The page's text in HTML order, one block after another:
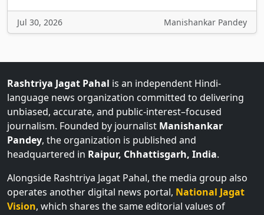
Jul 30, 2026 Manishankar Pandey
language news organization committed to delivering
unbiased, accurate, and public-interest–focused
journalism. Founded by journalistManishankar
Pandey, the organization is published and
headquartered inRaipur, Chhattisgarh, India
Alongside Rashtriya Jagat Pahal, the media group also
operates another digital news portal,National Jagat
Vision, which shares the same editorial values of
credibility, neutrality, and responsible reporting, aiming